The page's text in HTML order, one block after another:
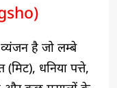
व्यंजन है जो लम्बे
धनिया पत्ते,